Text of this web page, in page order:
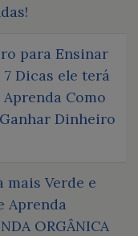
para Ensinar
7 Dicas ele terá
Como
Dinheiro
mais Verde e
Aprenda
ORGÂNICA